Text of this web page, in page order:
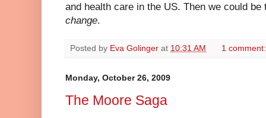
and health care in the US. Then we could
change.
Posted by Eva Golinger at 10:31 AM 1
Monday, October 26, 2009
The Moore Saga